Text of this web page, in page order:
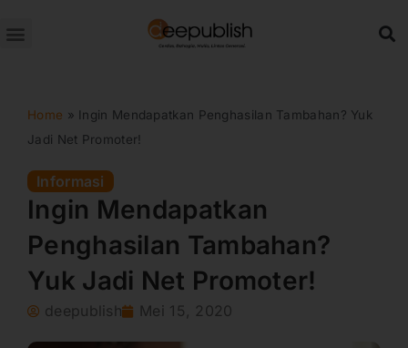
ke
Home » Ingin Mendapatkan Penghasilan Tambahan? Yuk
Jadi Net Promoter!
Informasi
Ingin Mendapatkan
Penghasilan Tambahan?
Yuk Jadi Net Promoter!
deepublish Mei 15, 2020